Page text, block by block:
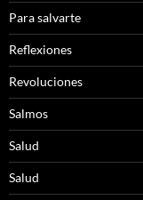
Para salvarte
Reflexiones
Revoluciones
Salmos
Salud
Salud